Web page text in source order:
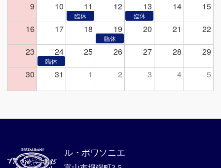
9
10 11 12 13 14
15
16
17 18 19 20 21
22
23
24 25 26 27 28
29
30
31 1 2 3 4 5
ル・ポワソニエ